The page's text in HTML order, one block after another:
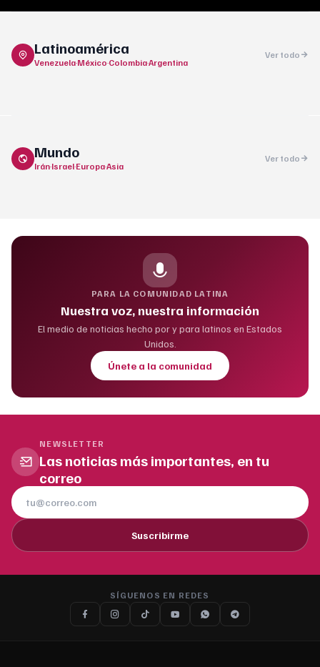
Latinoamérica
Venezuela·México·Colombia·Argentina
Ver todo
Mundo
Irán·Israel·Europa·Asia
Ver todo
PARA LA COMUNIDAD LATINA
Nuestra voz, nuestra información
El medio de noticias hecho por y para latinos en Estados
Unidos.
Únete a la comunidad
NEWSLETTER
Las noticias más importantes, en tu
correo
Suscribirme
SÍGUENOS EN REDES